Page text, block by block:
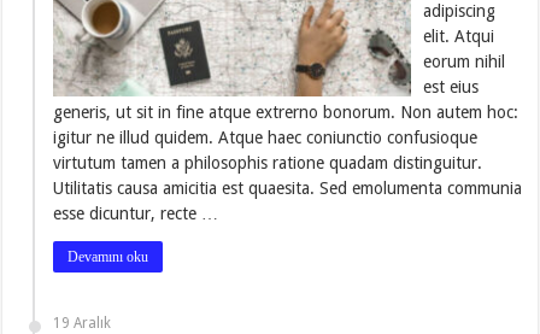
adipiscing
elit. Atqui
eorum nihil
est eius
generis, ut sit in fine atque extrerno bonorum. Non autem hoc:
igitur ne illud quidem. Atque haec coniunctio confusioque
virtutum tamen a philosophis ratione quadam distinguitur.
Utilitatis causa amicitia est quaesita. Sed emolumenta communia
esse dicuntur, recte …
Devamını oku
19 Aralık